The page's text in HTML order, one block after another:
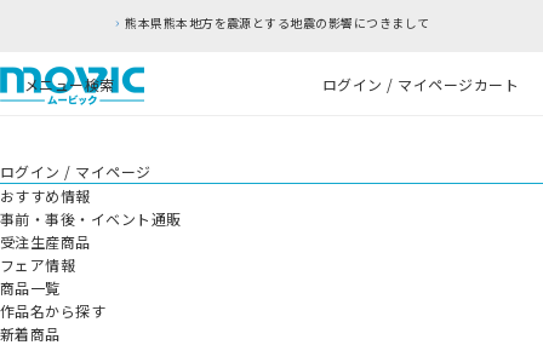
熊本県熊本地方を震源とする地震の影響につきまして
メニュー検索 ログイン / マイページカート
ログイン / マイページ
おすすめ情報
事前・事後・イベント通販
受注生産商品
フェア情報
商品一覧
作品名から探す
新着商品